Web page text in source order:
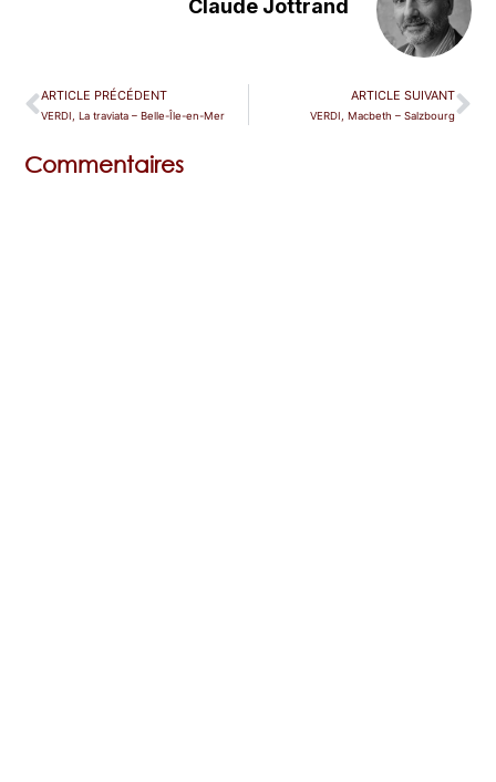
Claude Jottrand
ARTICLE PRÉCÉDENT
VERDI, La traviata – Belle-Île-en-Mer
ARTICLE SUIVANT
VERDI, Macbeth – Salzbourg
Commentaires